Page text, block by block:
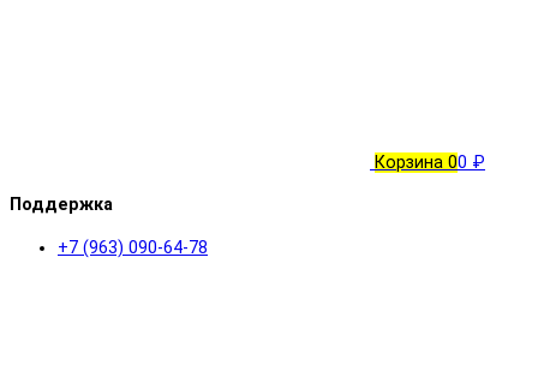
Корзина 00 ₽
Поддержка
+7 (963) 090-64-78